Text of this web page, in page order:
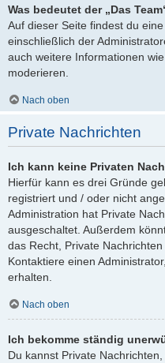
Was bedeutet der „Das
Auf dieser Seite findest du
einschließlich der
auch weitere Informationen
moderieren.
Nach oben
Private Nachrichten
Ich kann keine Privaten
Hierfür kann es drei Gründe
registriert und / oder nicht
Administration hat Private
ausgeschaltet. Außerdem
das Recht, Private
Kontaktiere einen
erhalten.
Nach oben
Ich bekomme ständig
Du kannst Private